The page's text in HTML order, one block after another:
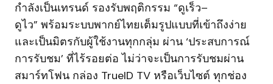
กำลังเป็นเทรนด์ รองรับพฤติกรรม “ดูเร็ว–
ดูไว” พร้อมระบบพากย์ไทยเต็มรูปแบบที่เข้าถึงง่าย
และเป็นมิตรกับผู้ใช้งานทุกกลุ่ม ผ่าน ‘ประสบการณ์
การรับชม’ ที่ไร้รอยต่อ ไม่ว่าจะเป็นการรับชมผ่าน
สมาร์ทโฟน กล่อง TrueID TV หรือเว็บไซต์ ทุกช่อง